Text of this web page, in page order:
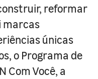
reformar
marcas
únicas
o Programa de
Com Você, a